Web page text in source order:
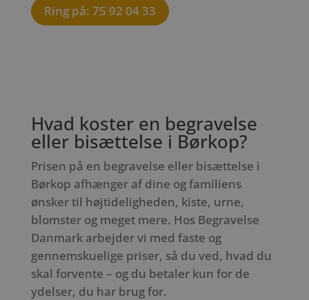
Ring på: 75 92 04 33
Hvad koster en begravelse
eller bisættelse i Børkop?
Prisen på en begravelse eller bisættelse i
Børkop afhænger af dine og familiens
ønsker til højtideligheden, kiste, urne,
blomster og meget mere. Hos Begravelse
Danmark arbejder vi med faste og
gennemskuelige priser, så du ved, hvad du
skal forvente – og du betaler kun for de
ydelser, du har brug for.